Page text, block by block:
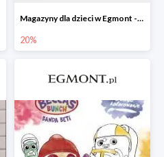
Magazyny dla dzieci w Egmont -20%
20%